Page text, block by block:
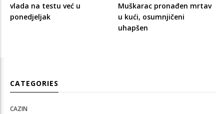
vlada na testu već u
ponedjeljak
Muškarac pronađen mrtav
u kući, osumnjičeni
uhapšen
CATEGORIES
CAZIN